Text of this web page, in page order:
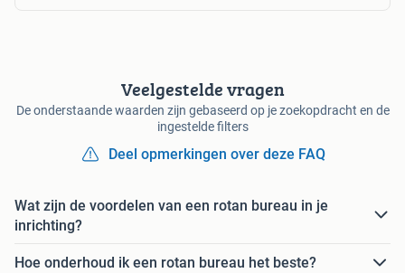
Veelgestelde vragen
De onderstaande waarden zijn gebaseerd op je zoekopdracht en de
ingestelde filters
Deel opmerkingen over deze FAQ
Wat zijn de voordelen van een rotan bureau in je
inrichting?
Hoe onderhoud ik een rotan bureau het beste?